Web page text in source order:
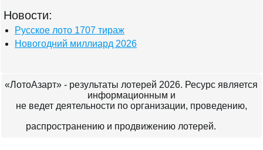
Новости:
Русское лото 1707 тираж
Новогодний миллиард 2026
«ЛотоАзарт» - результаты лотерей 2026. Ресурс является
информационным и
не ведет деятельности по организации, проведению,
распространению и продвижению лотерей.